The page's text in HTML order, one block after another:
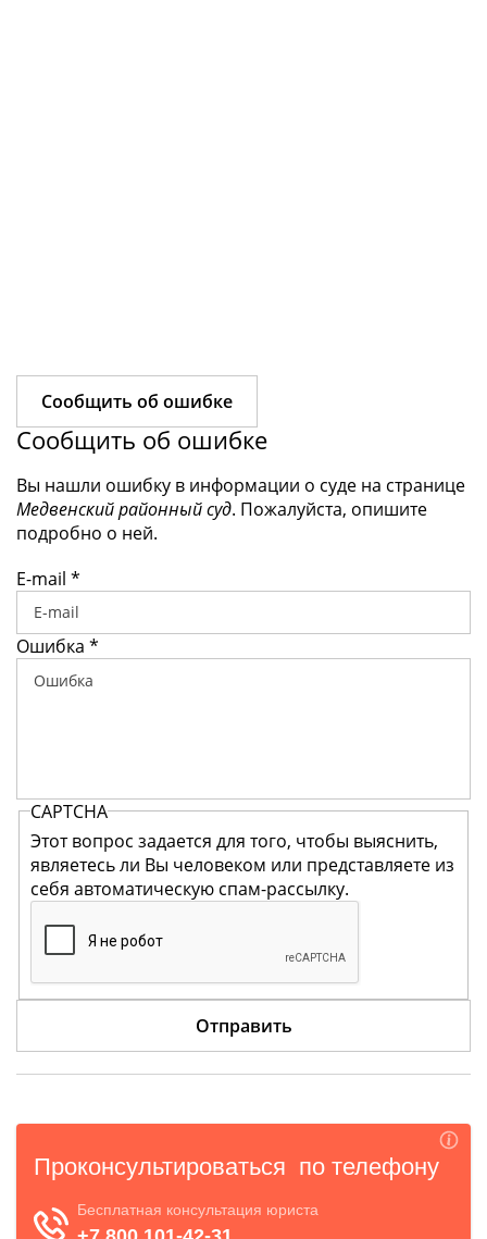
Сообщить об ошибке
Сообщить об ошибке
Вы нашли ошибку в информации о суде на странице
Медвенский районный суд. Пожалуйста, опишите
подробно о ней.
E-mail *
Ошибка *
CAPTCHA
Этот вопрос задается для того, чтобы выяснить,
являетесь ли Вы человеком или представляете из
себя автоматическую спам-рассылку.